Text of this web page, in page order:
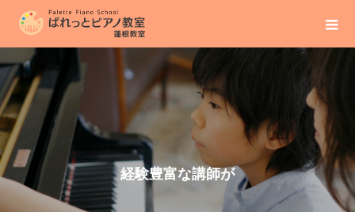
経験豊富 な 講師が
優しく